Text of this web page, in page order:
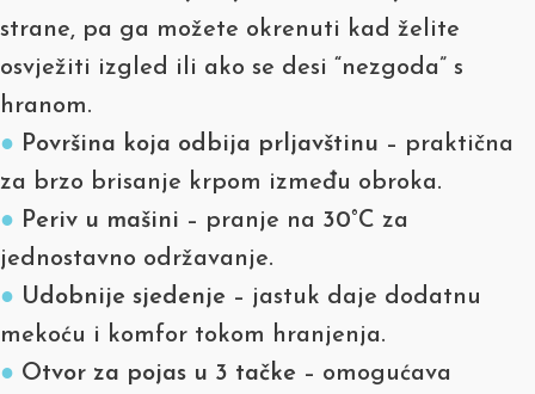
strane, pa ga možete okrenuti kad želite
osvježiti izgled ili ako se desi “nezgoda” s
hranom.
● Površina koja odbija prljavštinu – praktična
za brzo brisanje krpom između obroka.
● Periv u mašini – pranje na 30°C za
jednostavno održavanje.
● Udobnije sjedenje – jastuk daje dodatnu
mekoću i komfor tokom hranjenja.
● Otvor za pojas u 3 tačke – omogućava